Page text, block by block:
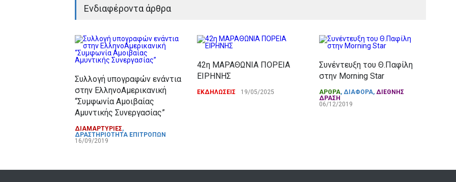
Ενδιαφέροντα άρθρα
Συλλογή υπογραφών ενάντια
στην ΕλληνοΑμερικανική
“Συμφωνία Αμοιβαίας
Αμυντικής Συνεργασίας”
ΔΙΑΜΑΡΤΥΡΙΕΣ,
ΔΡΑΣΤΗΡΙΟΤΗΤΑ ΕΠΙΤΡΟΠΩΝ
16/09/2019
42η ΜΑΡΑΘΩΝΙΑ ΠΟΡΕΙΑ
ΕΙΡΗΝΗΣ
ΕΚΔΗΛΩΣΕΙΣ 19/05/2025
Συνέντευξη του Θ.Παφίλη
στην Morning Star
ΑΡΘΡΑ, ΔΙΑΦΟΡΑ, ΔΙΕΘΝΗΣ
ΔΡΑΣΗ
06/12/2019